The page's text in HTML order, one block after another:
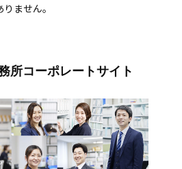
ません。
所コーポレートサイト